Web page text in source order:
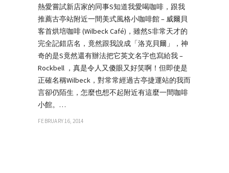
熱愛嘗試新店家的同事S知道我愛喝咖啡，跟我
推薦古亭站附近一間美式風格小咖啡館 – 威爾貝
客首烘培咖啡 (Wilbeck Café)，雖然S非常天才的
完全記錯店名，竟然跟我說成「洛克貝爾」，神
奇的是S竟然還有辦法把它英文名字也寫給我 –
Rockbell ，真是令人又傻眼又好笑啊！但即使是
正確名稱Wilbeck，對常常經過古亭捷運站的我而
言卻仍陌生，怎麼也想不起附近有這麼一間咖啡
小館。…
FEBRUARY 16, 2014